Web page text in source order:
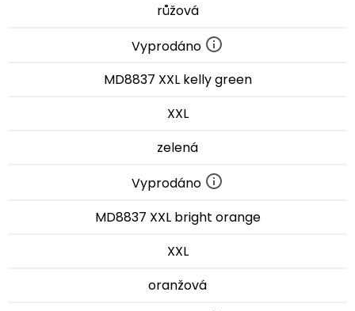
růžová
Vyprodáno
MD8837 XXL kelly green
XXL
zelená
Vyprodáno
MD8837 XXL bright orange
XXL
oranžová